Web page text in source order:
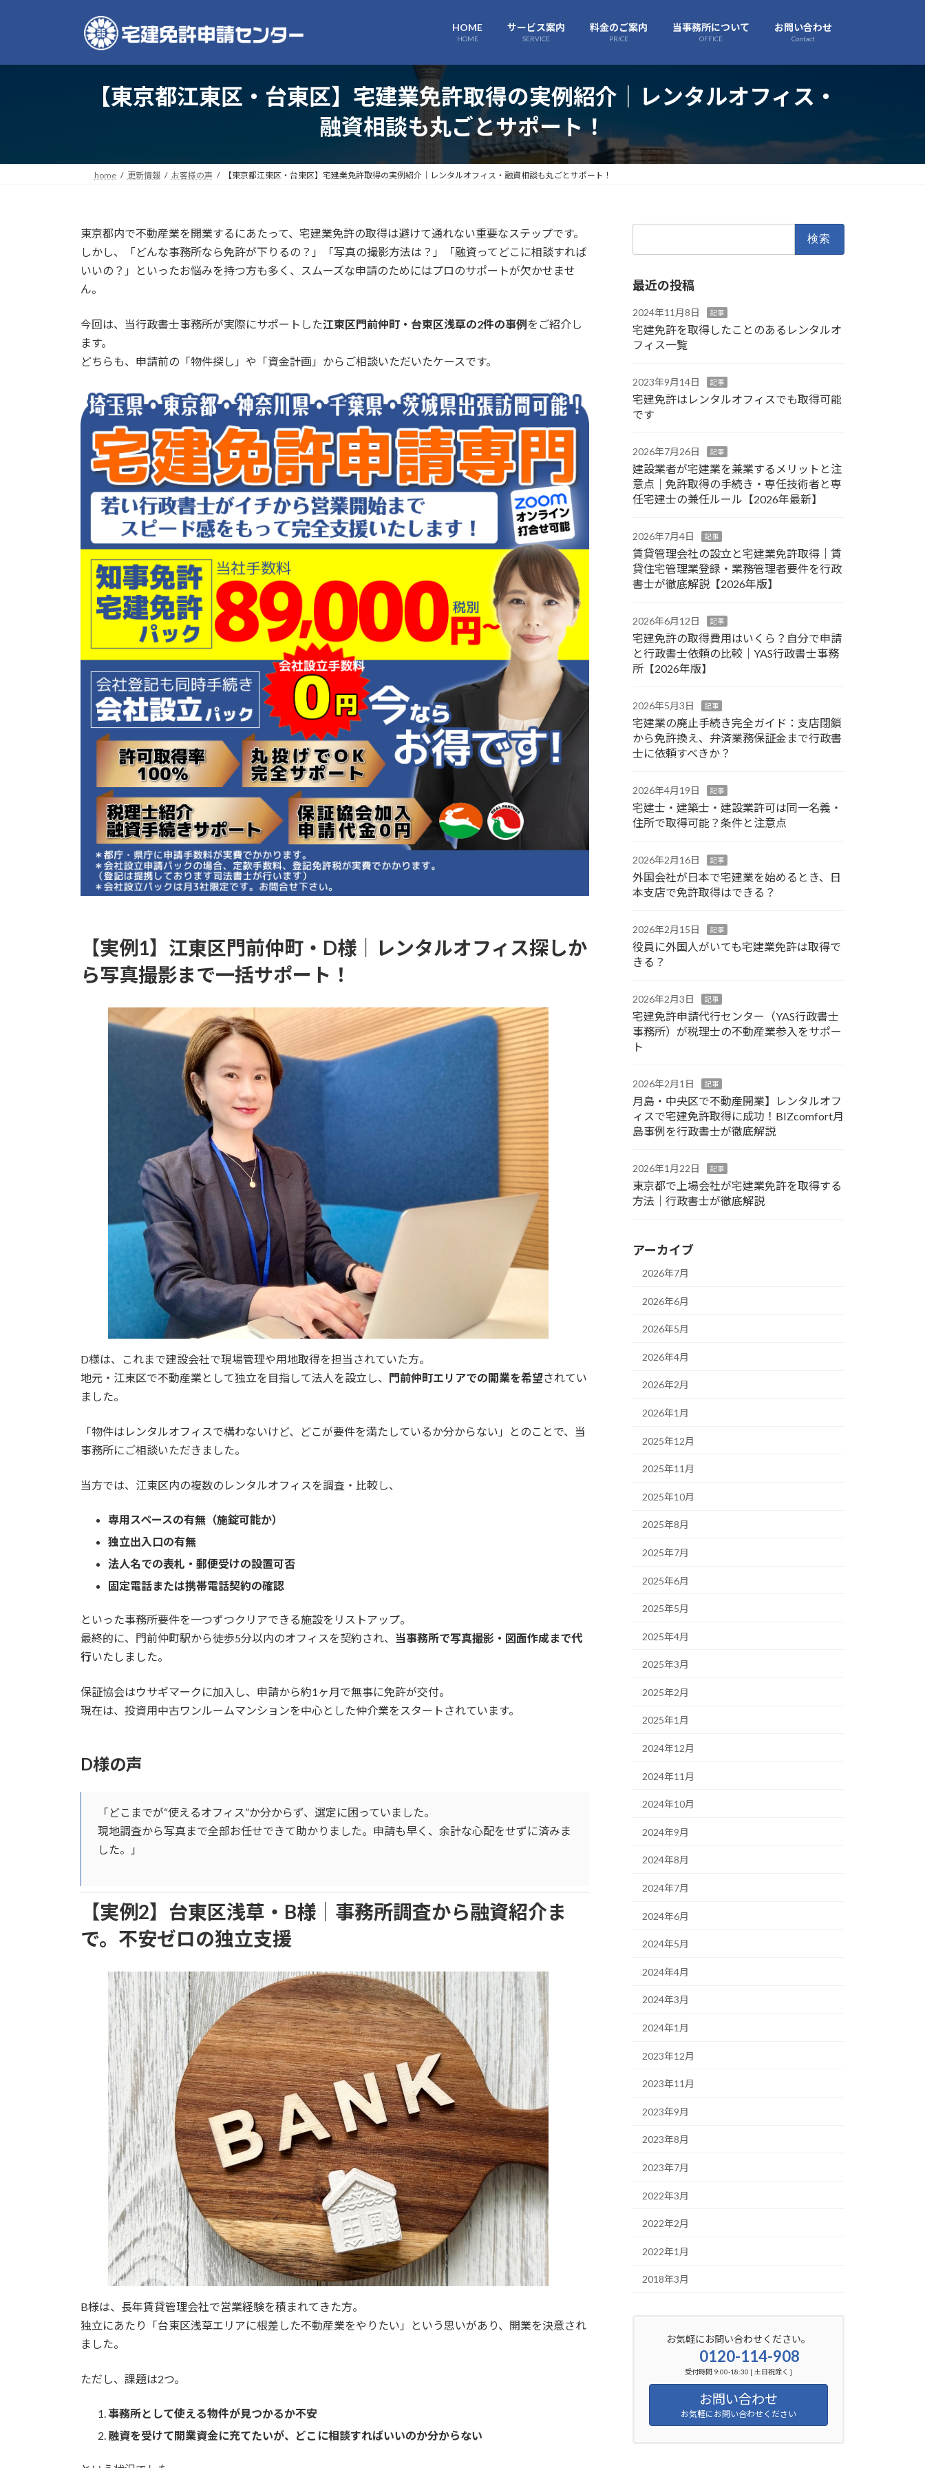
HOME
HOME
サービス案内
SERVICE
料金のご案内
PRICE
当事務所について
OFFICE
お問い合わせ
Contact
【東京都江東区・台東区】宅建業免許取得の実例紹介｜レンタルオフィス・
融資相談も丸ごとサポート！
home 更新情報 お客様の声 【東京都江東区・台東区】宅建業免許取得の実例紹介｜レンタルオフィス・融資相談も丸ごとサポート！
東京都内で不動産業を開業するにあたって、宅建業免許の取得は避けて通れない重要なステップです。
しかし、「どんな事務所なら免許が下りるの？」「写真の撮影方法は？」「融資ってどこに相談すれば
いいの？」といったお悩みを持つ方も多く、スムーズな申請のためにはプロのサポートが欠かせませ
ん。
今回は、当行政書士事務所が実際にサポートした江東区門前仲町・台東区浅草の2件の事例をご紹介し
ます。
どちらも、申請前の「物件探し」や「資金計画」からご相談いただいたケースです。
【実例1】江東区門前仲町・D様｜レンタルオフィス探しか
ら写真撮影まで一括サポート！
D様は、これまで建設会社で現場管理や用地取得を担当されていた方。
地元・江東区で不動産業として独立を目指して法人を設立し、 門前仲町エリアでの開業を希望されてい
ました。
「物件はレンタルオフィスで構わないけど、どこが要件を満たしているか分からない」とのことで、当
事務所にご相談いただきました。
当方では、江東区内の複数のレンタルオフィスを調査・比較し、
専用スペースの有無（施錠可能か）
独立出入口の有無
法人名での表札・郵便受けの設置可否
固定電話または携帯電話契約の確認
といった事務所要件を一つずつクリアできる施設をリストアップ。
最終的に、門前仲町駅から徒歩5分以内のオフィスを契約され、
当事務所で写真撮影・図面作成まで代
行いたしました。
保証協会はウサギマークに加入し、申請から約1ヶ月で無事に免許が交付。
現在は、投資用中古ワンルームマンションを中心とした仲介業をスタートされています。
D様の声
「どこまでが“使えるオフィス”か分からず、選定に困っていました。
現地調査から写真まで全部お任せできて助かりました。申請も早く、余計な心配をせずに済みま
した。」
【実例2】台東区浅草・B様｜事務所調査から融資紹介ま
で。不安ゼロの独立支援
B様は、長年賃貸管理会社で営業経験を積まれてきた方。
独立にあたり「台東区浅草エリアに根差した不動産業をやりたい」という思いがあり、開業を決意され
ました。
ただし、課題は2つ。
事務所として使える物件が見つかるか不安
融資を受けて開業資金に充てたいが、どこに相談すればいいのか分からない
最近の投稿
2024年11月8日 記事
宅建免許を取得したことのあるレンタルオ
フィス一覧
2023年9月14日 記事
宅建免許はレンタルオフィスでも取得可能
です
2026年7月26日 記事
建設業者が宅建業を兼業するメリットと注
意点｜免許取得の手続き・専任技術者と専
任宅建士の兼任ルール【2026年最新】
2026年7月4日 記事
賃貸管理会社の設立と宅建業免許取得｜賃
貸住宅管理業登録・業務管理者要件を行政
書士が徹底解説【2026年版】
2026年6月12日 記事
宅建免許の取得費用はいくら？自分で申請
と行政書士依頼の比較｜YAS行政書士事務
所【2026年版】
2026年5月3日 記事
宅建業の廃止手続き完全ガイド：支店閉鎖
から免許換え、弁済業務保証金まで行政書
士に依頼すべきか？
2026年4月19日 記事
宅建士・建築士・建設業許可は同一名義・
住所で取得可能？条件と注意点
2026年2月16日 記事
外国会社が日本で宅建業を始めるとき、日
本支店で免許取得はできる？
2026年2月15日 記事
役員に外国人がいても宅建業免許は取得で
きる？
2026年2月3日 記事
宅建免許申請代行センター（YAS行政書士
事務所）が税理士の不動産業参入をサポー
ト
2026年2月1日 記事
月島・中央区で不動産開業】レンタルオフ
ィスで宅建免許取得に成功！BIZcomfort月
島事例を行政書士が徹底解説
2026年1月22日 記事
東京都で上場会社が宅建業免許を取得する
方法｜行政書士が徹底解説
アーカイブ
2026年7月
2026年6月
2026年5月
2026年4月
2026年2月
2026年1月
2025年12月
2025年11月
2025年10月
2025年8月
2025年7月
2025年6月
2025年5月
2025年4月
2025年3月
2025年2月
2025年1月
2024年12月
2024年11月
2024年10月
2024年9月
2024年8月
2024年7月
2024年6月
2024年5月
2024年4月
2024年3月
2024年1月
2023年12月
2023年11月
2023年9月
2023年8月
2023年7月
2022年3月
2022年2月
2022年1月
2018年3月
お気軽にお問い合わせください。
0120-114-908
受付時間 9:00-18:30 [ 土日祝除く ]
お問い合わせ
お気軽にお問い合わせください